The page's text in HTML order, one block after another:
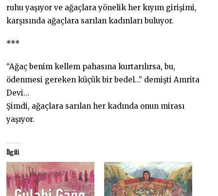
ruhu yaşıyor ve ağaçlara yönelik her kıyım girişimi,
karşısında ağaçlara sarılan kadınları buluyor.
***
“Ağaç benim kellem pahasına kurtarılırsa, bu,
ödenmesi gereken küçük bir bedel…” demişti Amrita
Devi…
Şimdi, ağaçlara sarılan her kadında onun mirası
yaşıyor.
İlgili